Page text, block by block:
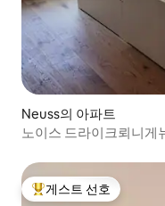
Neuss의 아파트
노이스 드라이크뢰니게
상위 게스트 선호
게스트 선호